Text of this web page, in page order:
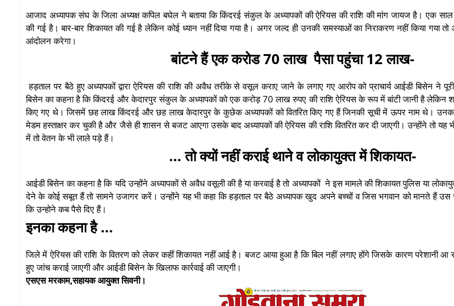
आजाद अध्यापक संघ के जिला अध्यक्ष कपिल बघेल ने बताया कि किंदरई संकुल के अध्यापकों की ऐरियस की राशि की मांग जायज है। एक
की गई है। बार-बार शिकायत की गई है लेकिन कोई ध्यान नहीं दिया गया है। अगर जल्द ही उनकी समस्याओं का निराकरण नहीं किया गया
आंदोलन करेगा।
बांटने हैं एक करोड 70 लाख पैसा पहुंचा 12 लाख-
हड़ताल पर बैठे हुए अध्यापकों द्वारा ऐरियस की राशि की अवैध तरीके से वसूल कराए जाने के लगाए गए आरोप को प्राचार्य आईडी बिसेन ने
बिसेन का कहना है कि किंदरई और केदारपुर संकुल के अध्यापकों को एक करोड़ 70 लाख रुपए की राशि ऐरियस के रूप में बांटी जानी है लेकिन
किए गए थे। जिसमें छह लाख किंदरई और छह लाख केदारपुर के कुछेक अध्यापकों को वितरित किए गए हैं जिनकी सूची में ऊपर नाम थे।
मेडम हस्ताक्षर कर चुकी है और जैसे ही शासन से बजट आएगा उसके बाद अध्यापकों की ऐरियस की राशि वितरित कर दी जाएगी। उन्होंने तो
में तो वेतन के भी लाले पड़े हैं।
... तो क्यों नहीं कराई थाने व लोकायुक्त में शिकायत-
आईडी बिसेन का कहना है कि यदि उन्होंने अध्यापकों से अवैध वसूली की है या करवाई है तो अध्यापकों ने इस मामले की शिकायत पुलिस या
देने के कोई सबूत हैं तो सामने उजागर करें। उन्होंने यह भी कहा कि हड़ताल पर बैठे अध्यापक खुद अपने बच्चों व जिस भगवान को मानते हैं
कि उन्होने कब पैसे दिए हैं।
इनका कहना है ...
जिले में ऐरियस की राशि के वितरण को लेकर कहीं शिकायत नहीं आई है। बजट आया हुआ है कि बिल नहीं लगाए होंगे जिसके कारण परेशानी आ
हुए जांच कराई जाएगी और आईडी बिसेन के खिलाफ कार्रवाई की जाएगी।
एसएस मरकाम,सहायक आयुक्त सिवनी।